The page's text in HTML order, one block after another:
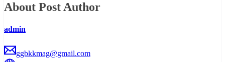
About Post Author
admin
ggbkkmag@gmail.com